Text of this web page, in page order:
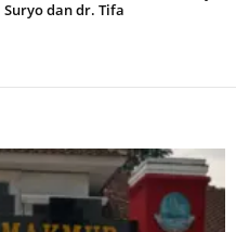
Suryo dan dr. Tifa